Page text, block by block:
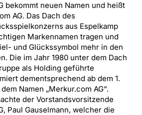
bekommt neuen Namen und heißt
AG. Das Dach des
aus Espelkamp
Markennamen tragen und
und Glückssymbol mehr in den
Die im Jahr 1980 unter dem Dach
als Holding geführte
dementsprechend ab dem 1.
Namen „Merkur.com AG“.
der Vorstandsvorsitzende
Paul Gauselmann, welcher die